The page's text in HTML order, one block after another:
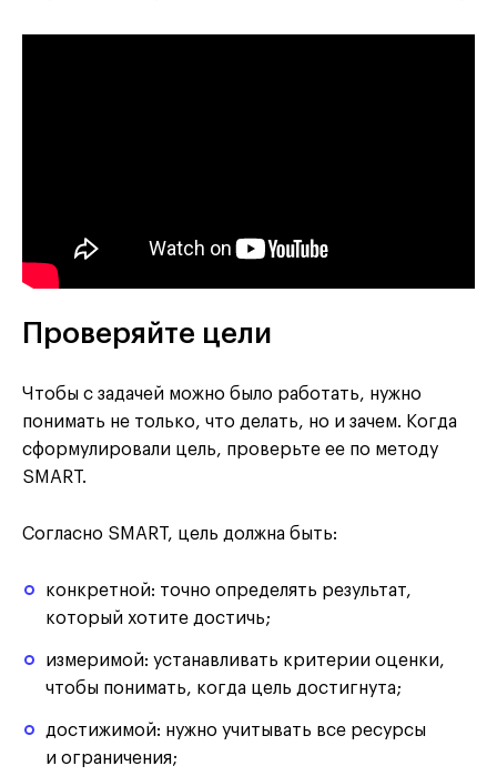
Проверяйте цели
Чтобы с задачей можно было работать, нужно
понимать не только, что делать, но и зачем. Когда
сформулировали цель, проверьте ее по методу
SMART.
Согласно SMART, цель должна быть:
конкретной: точно определять результат,
который хотите достичь;
измеримой: устанавливать критерии оценки,
чтобы понимать, когда цель достигнута;
достижимой: нужно учитывать все ресурсы
и ограничения;